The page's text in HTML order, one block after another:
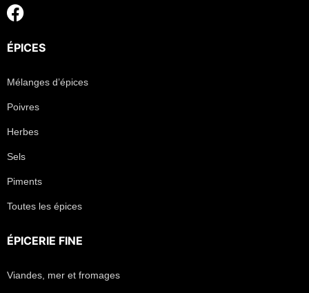
ÉPICES
Mélanges d’épices
Poivres
Herbes
Sels
Piments
Toutes les épices
ÉPICERIE FINE
Viandes, mer et fromages